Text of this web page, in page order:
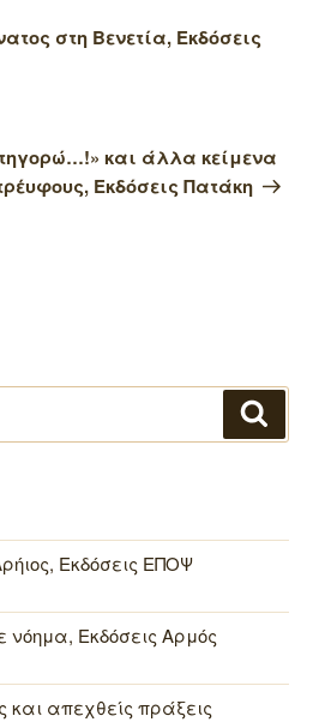
στη Βενετία, Εκδόσεις
και άλλα κείμενα
Εκδόσεις Πατάκη
Εκδόσεις ΕΠΟΨ
νόημα, Εκδόσεις Αρμός
και απεχθείς πράξεις